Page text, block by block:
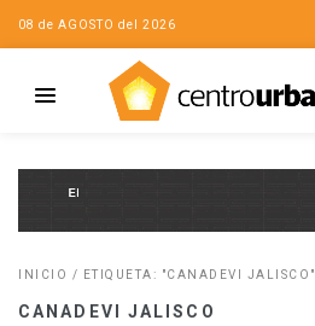
08 de AGOSTO del 2026
INICIO / ETIQUETA: "CANADEVI JALISCO"
CANADEVI JALISCO